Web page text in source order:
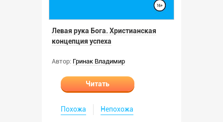
Левая рука Бога. Христианская
концепция успеха
Автор: Гринак Владимир
Читать
Похожа Непохожа